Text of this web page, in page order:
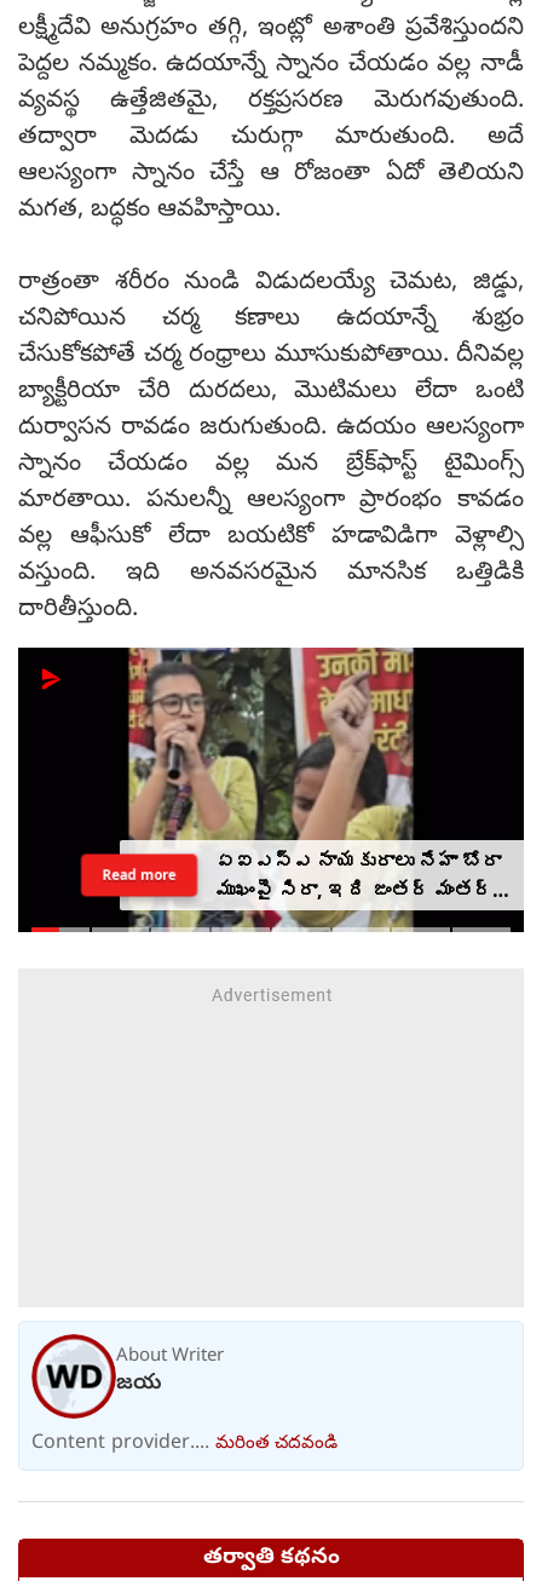
లక్ష్మీదేవి అనుగ్రహం తగ్గి, ఇంట్లో అశాంతి ప్రవేశిస్తుందని
పెద్దల నమ్మకం. ఉదయాన్నే స్నానం చేయడం వల్ల నాడీ
వ్యవస్థ ఉత్తేజితమై, రక్తప్రసరణ మెరుగవుతుంది.
తద్వారా మెదడు చురుగ్గా మారుతుంది. అదే
ఆలస్యంగా స్నానం చేస్తే ఆ రోజంతా ఏదో తెలియని
మగత, బద్ధకం ఆవహిస్తాయి.
రాత్రంతా శరీరం నుండి విడుదలయ్యే చెమట, జిడ్డు,
చనిపోయిన చర్మ కణాలు ఉదయాన్నే శుభ్రం
చేసుకోకపోతే చర్మ రంధ్రాలు మూసుకుపోతాయి. దీనివల్ల
బ్యాక్టీరియా చేరి దురదలు, మొటిమలు లేదా ఒంటి
దుర్వాసన రావడం జరుగుతుంది. ఉదయం ఆలస్యంగా
స్నానం చేయడం వల్ల మన బ్రేక్‌ఫాస్ట్ టైమింగ్స్
మారతాయి. పనులన్నీ ఆలస్యంగా ప్రారంభం కావడం
వల్ల ఆఫీసుకో లేదా బయటికో హడావిడిగా వెళ్లాల్సి
వస్తుంది. ఇది అనవసరమైన మానసిక ఒత్తిడికి
దారితీస్తుంది.
ఏఐఎస్ఎ నాయకురాలు నేహా బోరా
ముఖంపై సిరా, ఇది జంతర్ మంతర్
కాదంటూ...
Read more
About Writer
జయ
Content provider.... మరింత చదవండి
తర్వాతి కథనం